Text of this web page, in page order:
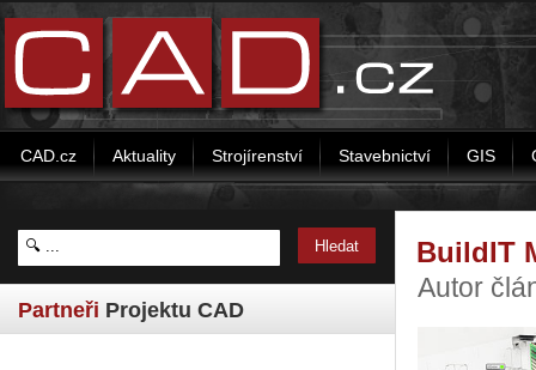
CAD.cz Aktuality Strojírenství Stavebnictví GIS
Partneři Projektu CAD
BuildIT
Autor